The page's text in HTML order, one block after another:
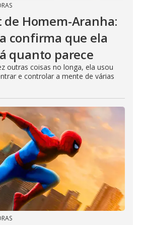
de Homem-Aranha:
confirma que ela
quanto parece
outras coisas no longa, ela usou
e controlar a mente de várias